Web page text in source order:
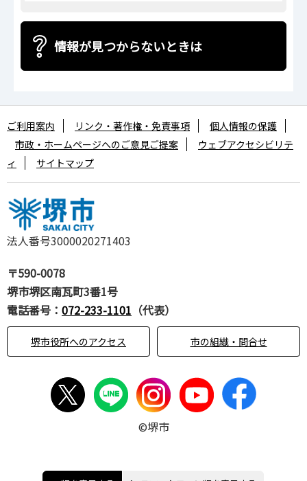
情報が見つからないときは
法人番号3000020271403
〒590-0078
堺市堺区南瓦町3番1号
電話番号： 072-233-1101 （代表）
堺市役所へのアクセス 市の組織・問合せ
ご利用案内 リンク・著作権・免責事項
個人情報の保護
市政・ホームページへのご意見ご提案
ウェブアクセシビリテ
ィ
サイトマップ
©堺市